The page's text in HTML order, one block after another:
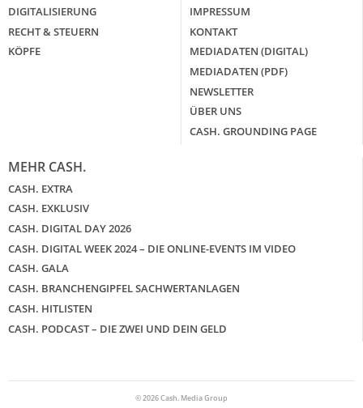
DIGITALISIERUNG
RECHT & STEUERN
KÖPFE
IMPRESSUM
KONTAKT
MEDIADATEN (DIGITAL)
MEDIADATEN (PDF)
NEWSLETTER
ÜBER UNS
CASH. GROUNDING PAGE
MEHR CASH.
CASH. EXTRA
CASH. EXKLUSIV
CASH. DIGITAL DAY 2026
CASH. DIGITAL WEEK 2024 – DIE ONLINE-EVENTS IM VIDEO
CASH. GALA
CASH. BRANCHENGIPFEL SACHWERTANLAGEN
CASH. HITLISTEN
CASH. PODCAST – DIE ZWEI UND DEIN GELD
© 2026 Cash. Media Group